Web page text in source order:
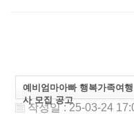
예비엄마아빠 행복가족여
사 모집 공고
작성일 : 25-03-24